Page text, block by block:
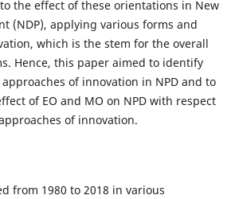
the effect of these orientations in New
(NDP), applying various forms and
which is the stem for the overall
Hence, this paper aimed to identify
of innovation in NPD and to
of EO and MO on NPD with respect
of innovation.
from 1980 to 2018 in various